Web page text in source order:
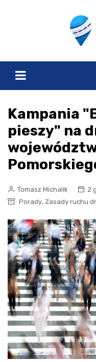
Kampania
pieszy" na
Tomasz Michalik
2
Porady, Zasady ruchu